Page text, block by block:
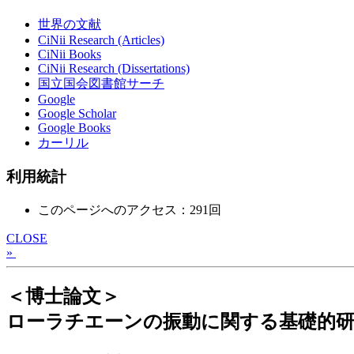
世界の文献
CiNii Research (Articles)
CiNii Books
CiNii Research (Dissertations)
国立国会図書館サーチ
Google
Google Scholar
Google Books
カーリル
利用統計
このページへのアクセス：291回
CLOSE
»
＜博士論文＞
ローラチエーンの振動に関する基礎的